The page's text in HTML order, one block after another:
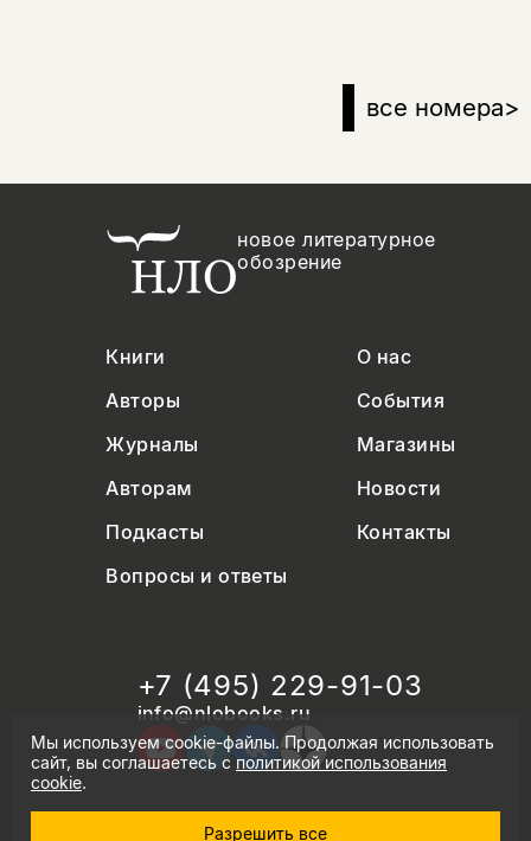
все номера>
новое литературное
обозрение
Книги
О нас
Авторы
События
Журналы
Магазины
Авторам
Новости
Подкасты
Контакты
Вопросы и ответы
+7 (495) 229-91-03
info@nlobooks.ru
© Новое литературное обозрение. 2026
Мы используем cookie-файлы. Продолжая использовать
сайт, вы соглашаетесь сполитикой использования
cookie.
Разрешить все